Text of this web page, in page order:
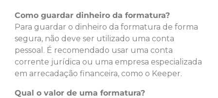
Como guardar dinheiro da formatura?
Para guardar o dinheiro da formatura de forma
segura, não deve ser utilizado uma conta
pessoal. É recomendado usar uma conta
corrente jurídica ou uma empresa especializada
em arrecadação financeira, como o Keeper.
Qual o valor de uma formatura?